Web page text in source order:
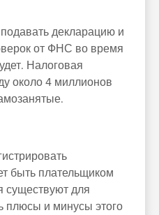
декларацию и
от ФНС во время
Налоговая
около 4 миллионов
быть плательщиком
существуют для
плюсы и минусы этого